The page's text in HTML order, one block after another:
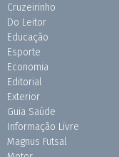
Cruzeirinho
Do Leitor
Educação
Esporte
Economia
Editorial
Exterior
Guia Saúde
Informação Livre
Magnus Futsal